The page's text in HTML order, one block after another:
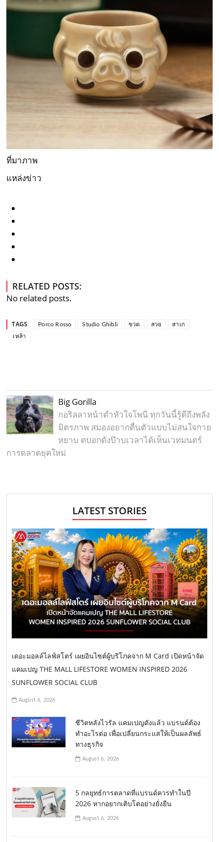
ที่มาภาพ
แหล่งข่าว
RELATED POSTS:
No related posts.
TAGS Porco Rosso Studio Ghibli ขวด สวย
สาเก
เหล้า
Big Gorilla
กอริลลาหน้าดำหัวใจโพนี ทุกวันนี้รู้ดีถึงพลัง
มิตรภาพ สมองอยากตื่นตัวแบบไม่สนใจกาย
หยาบ ตบอกดังป๊าบเวลาได้เห็นเวทมนตร์
การตลาดยุคใหม่
LATEST STORIES
เดอะมอลล์ไลฟ์สโตร์ เผยอินไซต์ผู้บริโภคจาก M Card เปิดหน้าจัด
แคมเปญ THE MALL LIFESTORE WOMEN INSPIRED 2026
SUNFLOWER SOCIAL CLUB
August 6, 2026
ชีวิตหลังไวรัล แคมเปญดังแล้ว แบรนด์ต้อง
ทำอะไรต่อ เพื่อเปลี่ยนกระแสให้เป็นผลลัพธ์
ทางธุรกิจ
August 6, 2026
5 กลยุทธ์การตลาดที่แบรนด์ควรทำในปี
2026 หากอยากเติบโตอย่างยั่งยืน
August 6, 2026